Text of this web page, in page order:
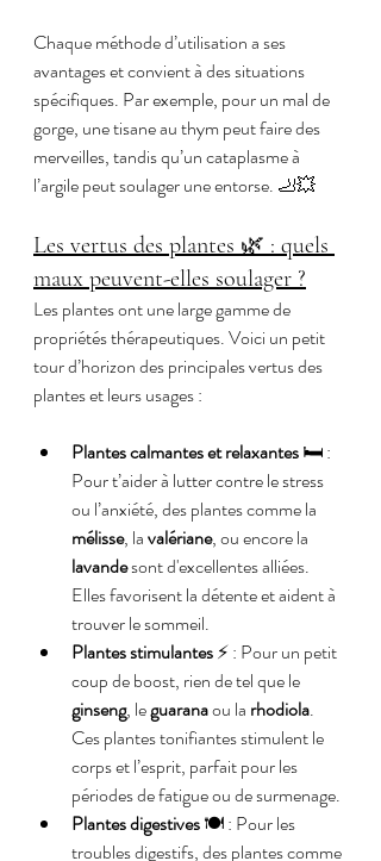
Chaque méthode d’utilisation a ses
avantages et convient à des situations
spécifiques. Par exemple, pour un mal de
gorge, une tisane au thym peut faire des
merveilles, tandis qu’un cataplasme à
l’argile peut soulager une entorse. 🦶💥
Les vertus des plantes 🌿 : quels
maux peuvent-elles soulager ?
Les plantes ont une large gamme de
propriétés thérapeutiques. Voici un petit
tour d’horizon des principales vertus des
plantes et leurs usages :
Plantes calmantes et relaxantes 🛏️ :
Pour t’aider à lutter contre le stress
ou l’anxiété, des plantes comme la
mélisse, la valériane, ou encore la
lavande sont d'excellentes alliées.
Elles favorisent la détente et aident à
trouver le sommeil.
Plantes stimulantes ⚡ : Pour un petit
coup de boost, rien de tel que le
ginseng, le guarana ou la rhodiola.
Ces plantes tonifiantes stimulent le
corps et l’esprit, parfait pour les
périodes de fatigue ou de surmenage.
Plantes digestives 🍽️ : Pour les
troubles digestifs, des plantes comme